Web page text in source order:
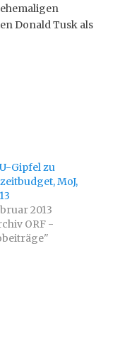
Donald Tusk als
Gipfel zu
MoJ,
2013
ORF -